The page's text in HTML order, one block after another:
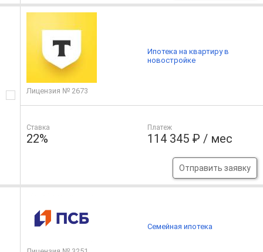
Лицензия № 2673
Ставка
22%
Платеж
114 345 ₽ / мес
Отправить заявку
Ипотека на квартиру в
новостройке
Семейная ипотека